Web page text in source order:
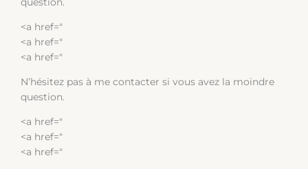
<a href="
<a href="
<a href="
N’hésitez pas à me contacter si vous avez la moindre
question.
<a href="
<a href="
<a href="